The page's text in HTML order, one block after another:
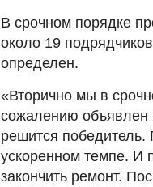
В срочном порядке
около 19
определен.
«Вторично мы в
сожалению объявлен
решится победитель.
ускоренном темпе. И
закончить ремонт.